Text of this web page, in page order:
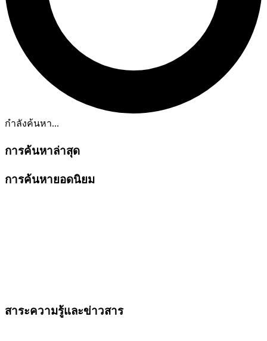
กำลังค้นหา...
การค้นหาล่าสุด
การค้นหายอดนิยม
สาระความรู้และข่าวสาร